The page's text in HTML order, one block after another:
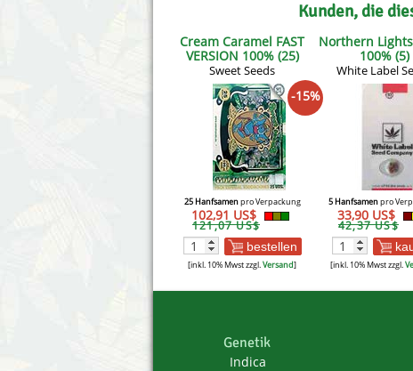
Kunden, die
Cream Caramel FAST
VERSION 100% (25)
***
Sweet Seeds
-15%
25 Hanfsamenpro Verpackung
102,91 US$
121,07 US$
bestellen
[inkl. 10% Mwst zzgl.Versand]
Northern
100% (5)
White Label
5 Hanfsamenpro
33,90 US$
42,37 US$
[inkl. 10% Mwst zzgl.
Genetik
Indica